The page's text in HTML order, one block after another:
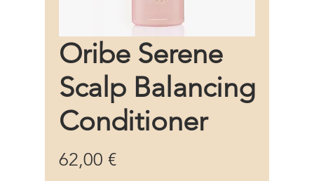
Oribe Serene
Scalp Balancing
Conditioner
62,00 €Prezzo